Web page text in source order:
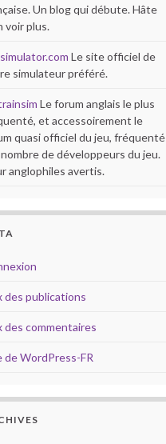
Un blog qui débute. Hâte
voir plus.
Le site officiel de
simulateur préféré.
Le forum anglais le plus
et accessoirement le
quasi officiel du jeu, fréquenté
de développeurs du jeu.
anglophiles avertis.
des publications
des commentaires
de WordPress-FR